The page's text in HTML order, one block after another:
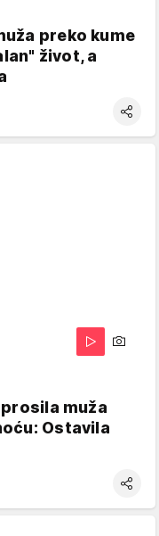
preko kume
život, a
muža
Ostavila